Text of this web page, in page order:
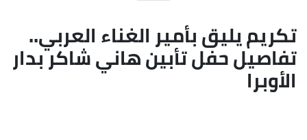
تكريم يليق بأمير الغناء العربي..
تفاصيل حفل تأبين هاني شاكر بدار
الأوبرا